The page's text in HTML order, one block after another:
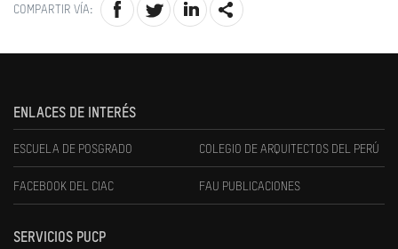
COMPARTIR VÍA:
ENLACES DE INTERÉS
ESCUELA DE POSGRADO COLEGIO DE ARQUITECTOS DEL PERÚ
FACEBOOK DEL CIAC FAU PUBLICACIONES
SERVICIOS PUCP